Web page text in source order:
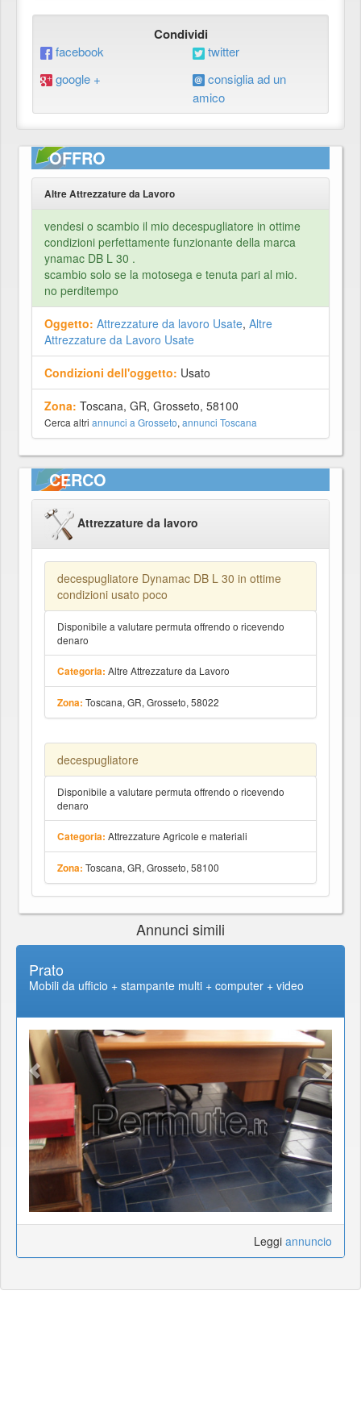
Condividi
facebook
twitter
google +
consiglia ad un
amico
OFFRO
Altre Attrezzature da Lavoro
vendesi o scambio il mio decespugliatore in ottime
condizioni perfettamente funzionante della marca
ynamac DB L 30 .
scambio solo se la motosega e tenuta pari al mio.
no perditempo
Oggetto: Attrezzature da lavoro Usate, Altre
Attrezzature da Lavoro Usate
Condizioni dell'oggetto: Usato
Zona: Toscana, GR, Grosseto, 58100
Cerca altri annunci a Grosseto, annunci Toscana
CERCO
Attrezzature da lavoro
decespugliatore Dynamac DB L 30 in ottime
condizioni usato poco
Disponibile a valutare permuta offrendo o ricevendo
denaro
Categoria: Altre Attrezzature da Lavoro
Zona: Toscana, GR, Grosseto, 58022
decespugliatore
Disponibile a valutare permuta offrendo o ricevendo
denaro
Categoria: Attrezzature Agricole e materiali
Zona: Toscana, GR, Grosseto, 58100
Annunci simili
Prato
Mobili da ufficio + stampante multi + computer + video
Leggi annuncio